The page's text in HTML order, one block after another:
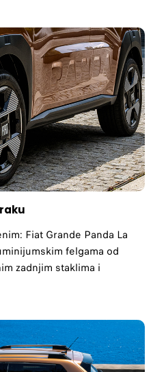
Fiat Grande Panda La
felgama od
zadnjim staklima i